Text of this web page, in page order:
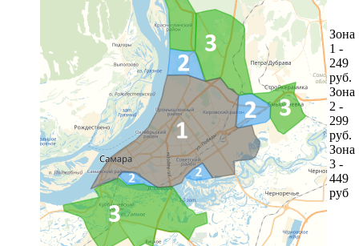
Зона
1 -
249
руб.
Зона
2 -
299
руб.
Зона
3 -
449
руб